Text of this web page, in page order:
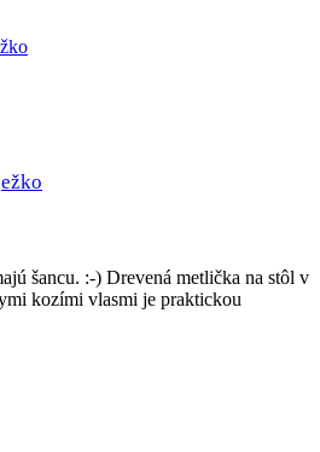
šancu. :-) Drevená metlička na stôl v
kozími vlasmi je praktickou